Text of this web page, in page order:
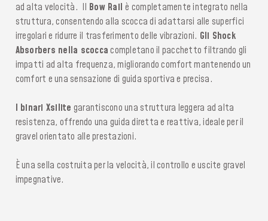
ad alta velocità. Il Bow Railè completamente integrato nella
struttura, consentendo alla scocca di adattarsi alle superfici
irregolari e ridurre il trasferimento delle vibrazioni. Gli Shock
Absorbers nella scoccacompletano il pacchetto filtrando gli
impatti ad alta frequenza, migliorando comfort mantenendo un
comfort e una sensazione di guida sportiva e precisa.
I binari Xsilite garantiscono una struttura leggera ad alta
resistenza, offrendo una guida diretta e reattiva, ideale per il
gravel orientato alle prestazioni.
È una sella costruita per la velocità, il controllo e uscite gravel
impegnative.